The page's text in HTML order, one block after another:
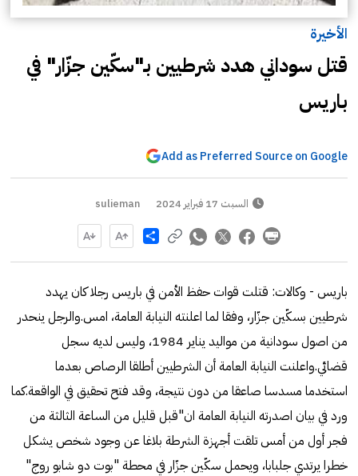
الأخيرة
قتل سوداني هدد شرطيين بـ"سكّين جزّار" في
باريس
Add as Preferred Source on Google
السبت 17 فبراير 2024 sulieman
Share
باريس - وكالات: قتلت قوات حفظ الأمن في باريس رجلا كان يهدد
شرطيين بسكّين جزّار، وفقا لما اعلنته النيابة العامة، امس.والرجل ينحدر
من اصول سودانية من مواليد يناير 1984، وليس لديه سجل
قضائي.واعلنت النيابة العامة أن الشرطيين أطلقا الرصاص بعدما
استخدما مسدسا صاعقا من دون نتيجة، وقد فتح تحقيق في الواقعة.كما
ورد في بيان اصدرته النيابة العامة ان"قبل قليل من الساعة الثالثة من
فجر أول من أمس تلقت أجهزة الشرطة بلاغا عن وجود شخص يشكل
خطرا يرتدي جلبابا، ويحمل سكّين جزّار في محطة "بوت دو شابو روج"